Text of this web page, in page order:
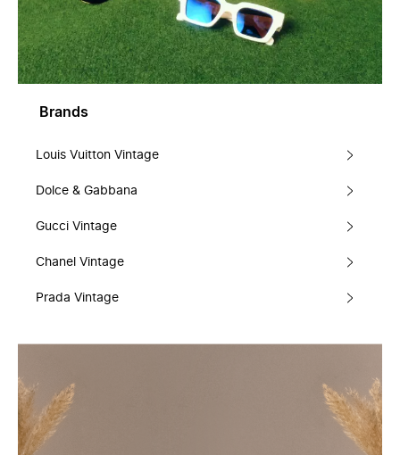
Brands
Louis Vuitton Vintage
Dolce & Gabbana
Gucci Vintage
Chanel Vintage
Prada Vintage